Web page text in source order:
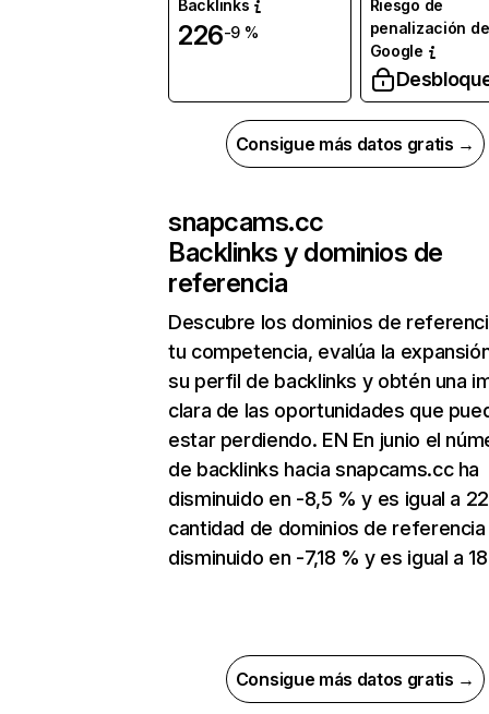
Backlinks
226-9 %
Riesgo de
penalización de
Google
Consigue más datos gratis →
snapcams.cc
Backlinks y dominios de
referencia
Descubre los dominios de
tu competencia, evalúa la
su perfil de backlinks y obtén una
clara de las oportunidades que
estar perdiendo. EN En junio el
de backlinks hacia snapcams.cc ha
disminuido en -8,5 % y es igual a
cantidad de dominios de referencia
disminuido en -7,18 % y es igual a
Consigue más datos gratis →